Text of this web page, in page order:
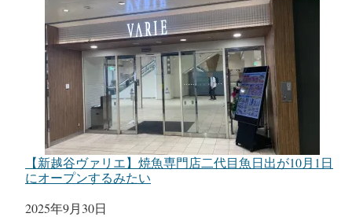
【新越谷ヴァリエ】焼魚専門店二代目魚日出が10月1日
にオープンするみたい
日付
2025年9月30日